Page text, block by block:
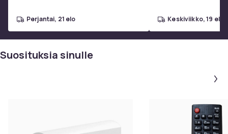
Tuoteturvallisuustiedot
perjantai, 21 elo keskiviikko, 19 elo
Suosituksia sinulle